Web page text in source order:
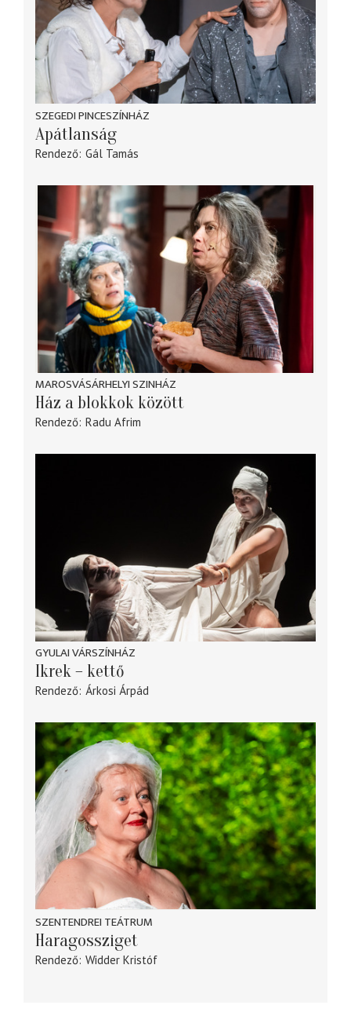
SZEGEDI PINCESZÍNHÁZ
Apátlanság
Rendező Gál Tamás
MAROSVÁSÁRHELYI SZINHÁZ
Ház a blokkok között
Rendező Radu Afrim
GYULAI VÁRSZÍNHÁZ
Ikrek – kettő
Rendező Árkosi Árpád
SZENTENDREI TEÁTRUM
Haragossziget
Rendező Widder Kristóf